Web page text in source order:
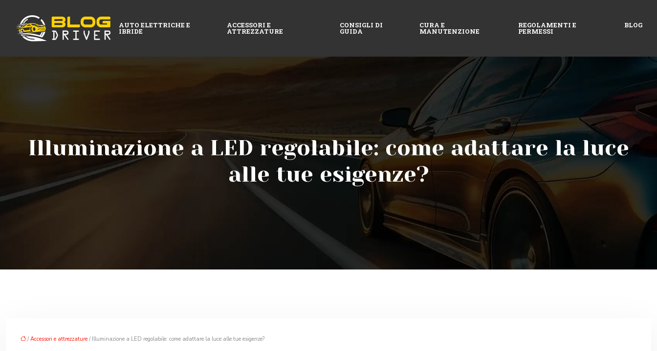
AUTO ELETTRICHE E
IBRIDE
ACCESSORI E
ATTREZZATURE
CONSIGLI DI
GUIDA
CURA E
MANUTENZIONE
REGOLAMENTI E
PERMESSI
BLOG
Illuminazione a LED regolabile: come adattare la luce
alle tue esigenze?
/ Accessori e attrezzature / Illuminazione a LED regolabile: come adattare la luce alle tue esigenze?